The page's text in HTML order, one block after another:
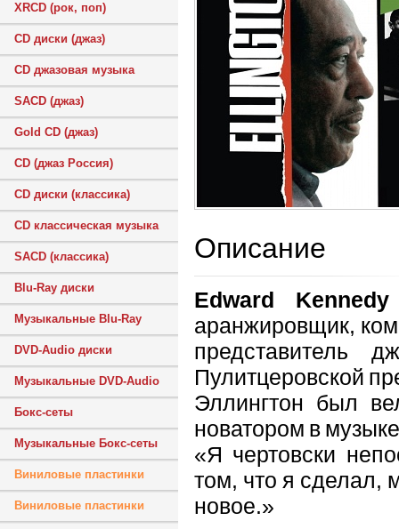
XRCD (рок, поп)
CD диски (джаз)
CD джазовая музыка
SACD (джаз)
Gold CD (джаз)
CD (джаз Россия)
CD диски (классика)
CD классическая музыка
SACD (классика)
Blu-Ray диски
Музыкальные Blu-Ray
DVD-Audio диски
Музыкальные DVD-Audio
Бокс-сеты
Музыкальные Бокс-сеты
Виниловые пластинки
Виниловые пластинки
Описание
Edward
аранжировщик,
представитель
Пулитцеровской
Эллингтон был
новатором в
«Я чертовски
том, что я сделал,
новое.»